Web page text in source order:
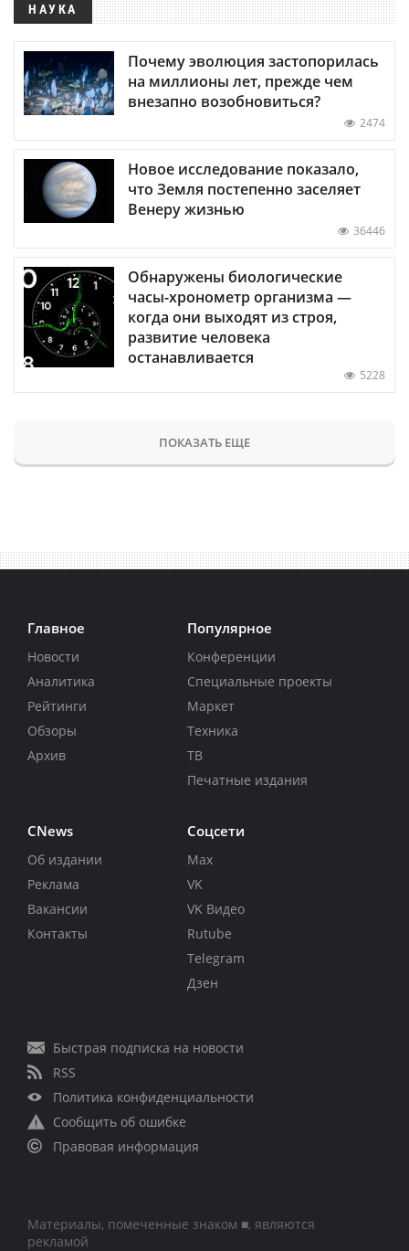
НАУКА
Почему эволюция застопорилась
на миллионы лет, прежде чем
внезапно возобновиться?
2474
Новое исследование показало,
что Земля постепенно заселяет
Венеру жизнью
36446
Обнаружены биологические
часы-хронометр организма —
когда они выходят из строя,
развитие человека
останавливается
5228
ПОКАЗАТЬ ЕЩЕ
Главное
Новости
Аналитика
Рейтинги
Обзоры
Архив
Популярное
Конференции
Специальные проекты
Маркет
Техника
ТВ
Печатные издания
CNews
Об издании
Реклама
Вакансии
Контакты
Соцсети
Max
VK
VK Видео
Rutube
Telegram
Дзен
Быстрая подписка на новости
RSS
Политика конфиденциальности
Сообщить об ошибке
Правовая информация
Материалы, помеченные знаком ■, являются
рекламой